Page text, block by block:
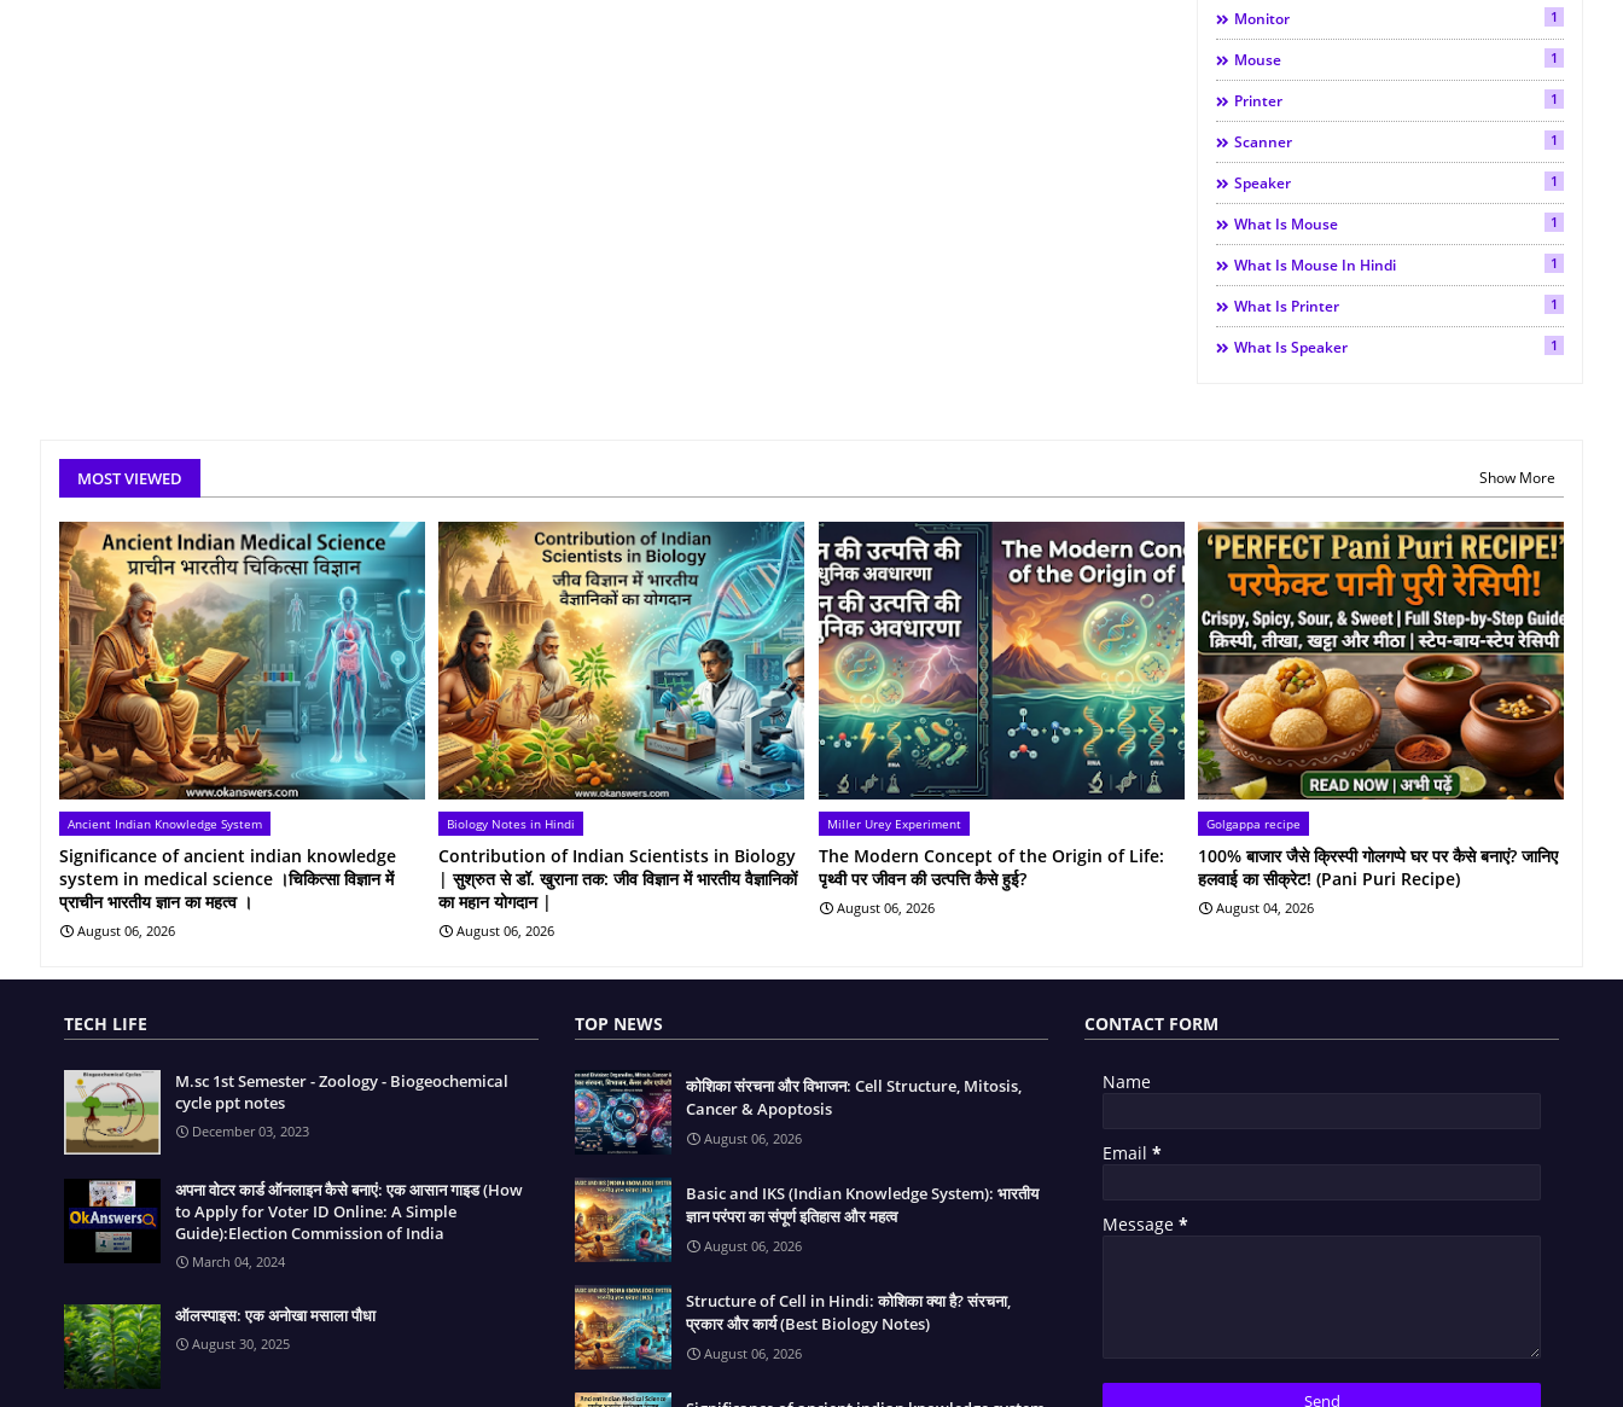
Monitor 1
Mouse 1
Printer 1
Scanner 1
Speaker 1
What Is Mouse 1
What Is Mouse In Hindi 1
What Is Printer 1
What Is Speaker 1
MOST VIEWED Show More
Ancient Indian Knowledge System
Significance of ancient indian knowledge
system in medical science ।चिकित्सा विज्ञान में
प्राचीन भारतीय ज्ञान का महत्व ।
August 06, 2026
Biology Notes in Hindi
Contribution of Indian Scientists in Biology
| सुश्रुत से डॉ. खुराना तक: जीव विज्ञान में भारतीय वैज्ञानिकों
का महान योगदान |
August 06, 2026
Miller Urey Experiment
The Modern Concept of the Origin of Life:
पृथ्वी पर जीवन की उत्पत्ति कैसे हुई?
August 06, 2026
Golgappa recipe
100% बाजार जैसे क्रिस्पी गोलगप्पे घर पर कैसे बनाएं? जानिए
हलवाई का सीक्रेट! (Pani Puri Recipe)
August 04, 2026
TECH LIFE
M.sc 1st Semester - Zoology - Biogeochemical
cycle ppt notes
December 03, 2023
अपना वोटर कार्ड ऑनलाइन कैसे बनाएं: एक आसान गाइड (How
to Apply for Voter ID Online: A Simple
Guide):Election Commission of India
March 04, 2024
ऑलस्पाइस: एक अनोखा मसाला पौधा
August 30, 2025
TOP NEWS
कोशिका संरचना और विभाजन: Cell Structure, Mitosis,
Cancer & Apoptosis
August 06, 2026
Basic and IKS (Indian Knowledge System): भारतीय
ज्ञान परंपरा का संपूर्ण इतिहास और महत्व
August 06, 2026
Structure of Cell in Hindi: कोशिका क्या है? संरचना,
प्रकार और कार्य (Best Biology Notes)
August 06, 2026
CONTACT FORM
Name
Email*
Message*